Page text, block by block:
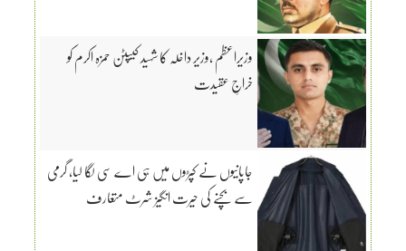
وزیراعظم ،وزیر داخلہ کا شہید کیپٹن حمزہ اکرم کو
خراجِ عقیدت
جاپانیوں نے کپڑوں میں ہی اے سی لگا لیا، گرمی
سے بچنے کی حیرت انگیز شرٹ متعارف